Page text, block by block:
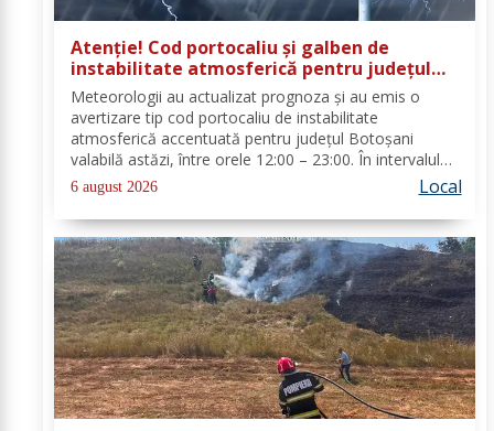
Atenție! Cod portocaliu și galben de
instabilitate atmosferică pentru județul
Botoșani
Meteorologii au actualizat prognoza și au emis o
avertizare tip cod portocaliu de instabilitate
atmosferică accentuată pentru județul Botoșani
valabilă astăzi, între orele 12:00 – 23:00. În intervalul
menționat vor fi perioade cu instabilitate atmosferică
accentuată ce se va manifesta prin...
6 august 2026 Local